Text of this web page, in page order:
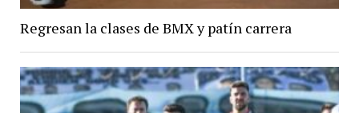
Regresan la clases de BMX y patín carrera